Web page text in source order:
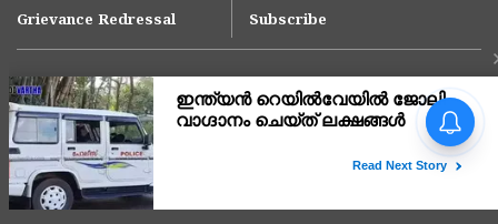
Grievance Redressal
Subscribe
Copyright © 2007-